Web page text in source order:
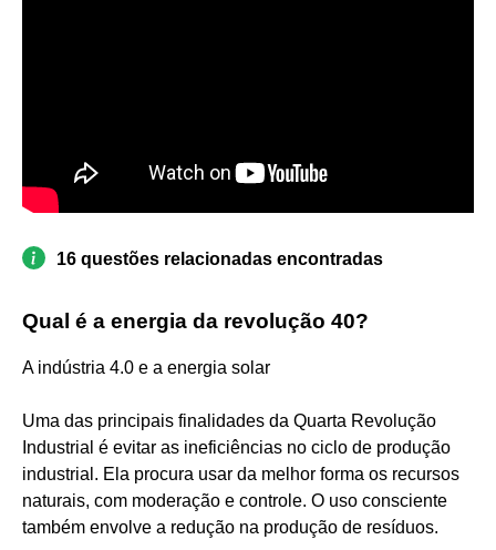
16 questões relacionadas encontradas
Qual é a energia da revolução 40?
A indústria 4.0 e a energia solar
Uma das principais finalidades da Quarta Revolução
Industrial é evitar as ineficiências no ciclo de produção
industrial. Ela procura usar da melhor forma os recursos
naturais, com moderação e controle. O uso consciente
também envolve a redução na produção de resíduos.